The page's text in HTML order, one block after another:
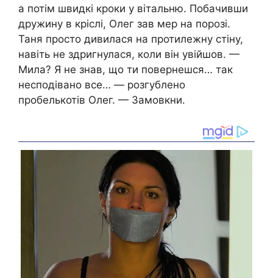
а потім швидкі кроки у вітальню. Побачивши
дружину в кріслі, Олег зав мер на порозі.
Таня просто дивилася на протилежну стіну,
навіть не здригнулася, коли він увійшов. —
Мила? Я не знав, що ти повернешся… так
несподівано все… — розгублено
пробелькотів Олег. — Замовкни.